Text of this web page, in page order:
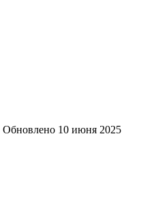
Обновлено 10 июня 2025